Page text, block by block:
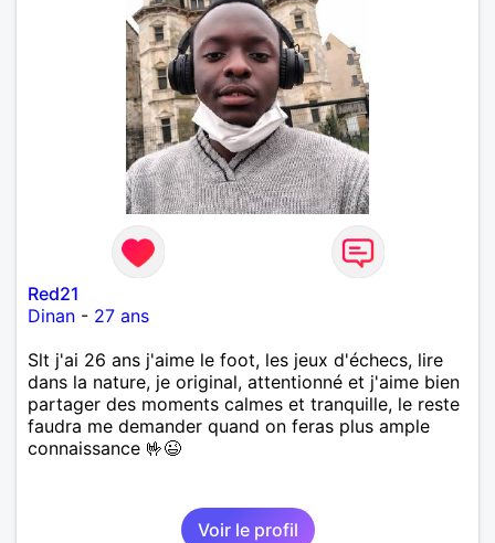
Red21
Dinan - 27 ans
Slt j'ai 26 ans j'aime le foot, les jeux d'échecs, lire
dans la nature, je original, attentionné et j'aime bien
partager des moments calmes et tranquille, le reste
faudra me demander quand on feras plus ample
connaissance 🤟😉
Voir le profil